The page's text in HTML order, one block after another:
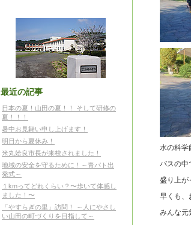
最近の記事
日本の夏！山田の夏！！ そして研修の
夏！！！
暑中お見舞い申し上げます！
明日から夏休み！
米丸姶良市長が来校されました！
地域の安全を守るために！～青パト出
発式～
１kmってどれくらい？〜歩いて体感し
ました！〜
「やすらぎの里」訪問！ ～人にやさし
い山田の町づくりを目指して～
水の科学
バスの中
盛り上が
早くも、
みんな元